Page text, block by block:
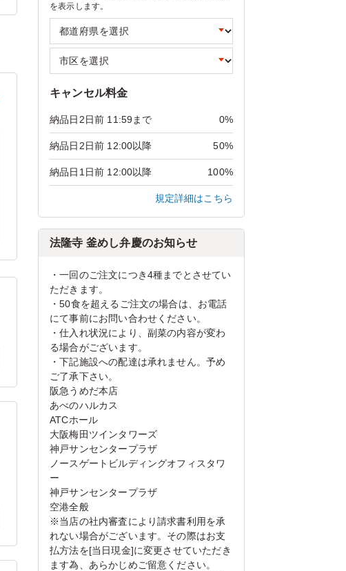
を表示します。
キャンセル料金
納品日2日前 11:59まで 0%
納品日2日前 12:00以降 50%
納品日1日前 12:00以降 100%
規定詳細はこちら
法隆寺 釜めし弁慶のお知らせ
・一回のご注文につき4種までとさせてい
ただきます。
・50食を超えるご注文の場合は、お電話
にて事前にお問い合わせください。
・仕入れ状況により、副菜の内容が変わ
る場合がございます。
・下記施設への配達は承れません。予め
ご了承下さい。
阪急うめだ本店
あべのハルカス
ATCホール
大阪梅田ツインタワーズ
神戸サンセンタープラザ
ノースゲートビルディングオフィスタワ
ー
神戸サンセンタープラザ
空港全般
※当店の社内審査により請求書利用を承
れない場合がございます。その際はお支
払方法を[当日現金]に変更させていただき
ます為、あらかじめご留意ください。